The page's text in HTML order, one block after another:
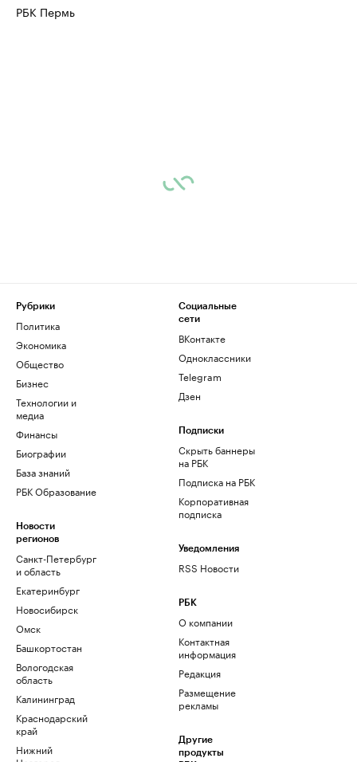
РБК Пермь
Рубрики
Политика
Экономика
Общество
Бизнес
Технологии и
медиа
Финансы
Биографии
База знаний
РБК Образование
Новости
регионов
Санкт-Петербург
и область
Екатеринбург
Новосибирск
Омск
Башкортостан
Вологодская
область
Калининград
Краснодарский
край
Нижний
Социальные
сети
ВКонтакте
Одноклассники
Telegram
Дзен
Подписки
Скрыть баннеры
на РБК
Подписка на РБК
Корпоративная
подписка
Уведомления
RSS Новости
РБК
О компании
Контактная
информация
Редакция
Размещение
рекламы
Другие
продукты